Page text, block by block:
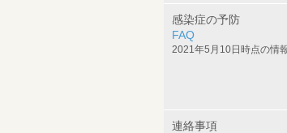
感染症の予防
FAQ
2021年5月10日時点の情
連絡事項